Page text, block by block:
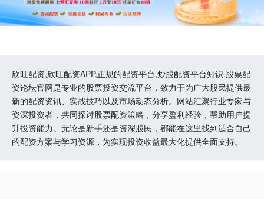
欣旺配资,欣旺配资APP,正规的配资平台,炒股配资平台知识,股票配
资论坛官网是专业的股票投资交流平台，致力于为广大股民提供最
新的配资资讯、实战技巧以及市场动态分析。网站汇聚行业专家与
资深投资者，共同探讨股票配资策略，分享盈利经验，帮助用户提
升投资能力。无论是新手还是资深股民，都能在这里找到适合自己
的配资方案与学习资源，为实现投资收益最大化提供全面支持。